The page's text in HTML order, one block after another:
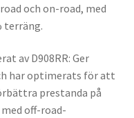
och on-road, med
terräng.
av D908RR: Ger
har optimerats för att
prestanda på
off-road-